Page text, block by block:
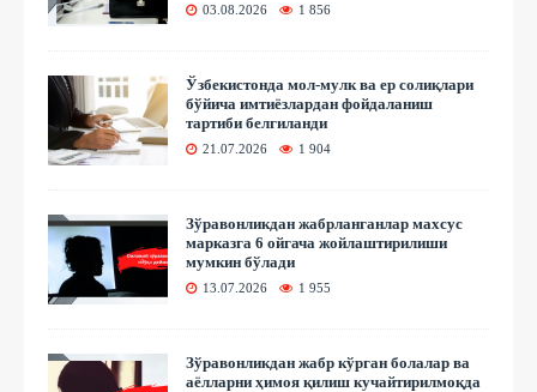
03.08.2026 1 856
Ўзбекистонда мол-мулк ва ер солиқлари
бўйича имтиёзлардан фойдаланиш
тартиби белгиланди
21.07.2026 1 904
Зўравонликдан жабрланганлар махсус
марказга 6 ойгача жойлаштирилиши
мумкин бўлади
13.07.2026 1 955
Зўравонликдан жабр кўрган болалар ва
аёлларни ҳимоя қилиш кучайтирилмоқда